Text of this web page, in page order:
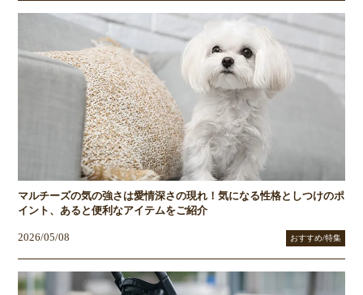
マルチーズの気の強さは愛情深さの現れ！気になる性格としつけのポ
イント、あると便利なアイテムをご紹介
2026/05/08 おすすめ/特集